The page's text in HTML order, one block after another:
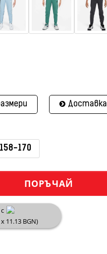
Доставка
158-170
ПОРЪЧАЙ
11.13 BGN)